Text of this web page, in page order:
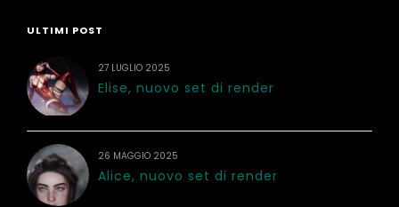
ULTIMI POST
27 LUGLIO 2025
Elise, nuovo set di render
26 MAGGIO 2025
Alice, nuovo set di render